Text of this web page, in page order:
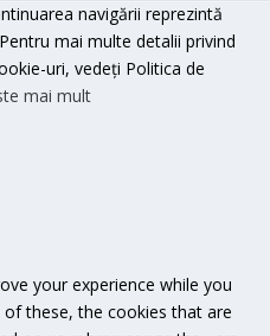
navigării reprezintă
mai multe detalii privind
uri, vedeți Politica de
mai mult
your experience while you
these, the cookies that are